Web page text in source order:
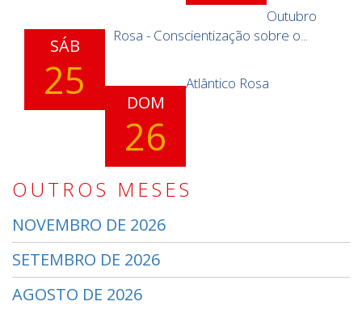
SÁB
25
Outubro
Rosa - Conscientização sobre o...
DOM
26
Atlântico Rosa
OUTROS MESES
NOVEMBRO DE 2026
SETEMBRO DE 2026
AGOSTO DE 2026